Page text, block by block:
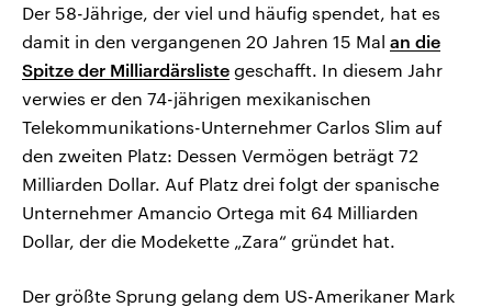
Der 58-Jährige, der viel und häufig spendet, hat es
damit in den vergangenen 20 Jahren 15 Mal an die
Spitze der Milliardärsliste geschafft. In diesem Jahr
verwies er den 74-jährigen mexikanischen
Telekommunikations-Unternehmer Carlos Slim auf
den zweiten Platz: Dessen Vermögen beträgt 72
Milliarden Dollar. Auf Platz drei folgt der spanische
Unternehmer Amancio Ortega mit 64 Milliarden
Dollar, der die Modekette „Zara“ gründet hat.
Der größte Sprung gelang dem US-Amerikaner Mark